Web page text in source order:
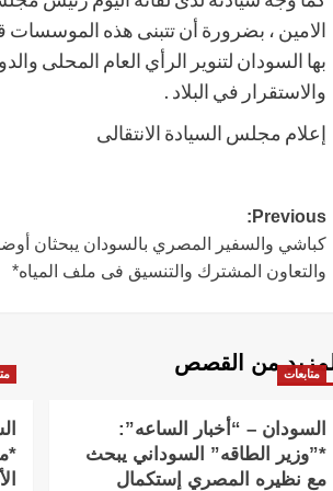
الامين ، بضرورة أن تتبنى هذه الموسسات
بها السودان لتنوير الرأي العام المحلى
والاستقرار في البلاد .
إعلام مجلس السيادة الانتقالى
Post
navigation
Previous:
كباشي والسفير المصري بالسودان يبحثان
والتعاون المشترك والتنسيق فى ملف المياه*
من القصص متابعات
السودان – “أخبار الساعه”:
*”وزير الطاقه” السوداني يبحث
مع نظيره المصري إستكمال